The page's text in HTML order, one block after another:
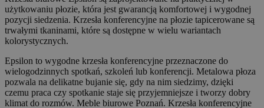
użytkowaniu płozie, która jest gwarancją komfortowej i wygodnej
pozycji siedzenia. Krzesła konferencyjne na płozie tapicerowane są
trwałymi tkaninami, które są dostępne w wielu wariantach
kolorystycznych.
Epsilon to wygodne krzesła konferencyjne przeznaczone do
wielogodzinnych spotkań, szkoleń lub konferencji. Metalowa płoza
pozwala na delikatne bujanie się, gdy na nim siedzimy, dzięki
czemu praca czy spotkanie staje się przyjemniejsze i tworzy dobry
klimat do rozmów. Meble biurowe Poznań. Krzesła konferencyjne